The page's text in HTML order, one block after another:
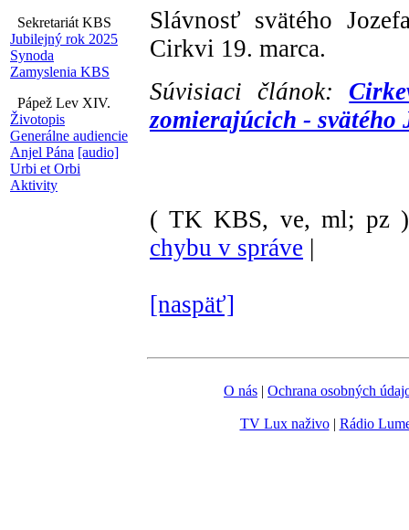
Sekretariát KBS
Jubilejný rok 2025
Synoda
Zamyslenia KBS
Pápež Lev XIV.
Životopis
Generálne audiencie
Anjel Pána [audio]
Urbi et Orbi
Aktivity
Slávnosť svätého
Cirkvi 19. marca.
Súvisiaci článok:
zomierajúcich - svätého
( TK KBS, ve, ml; pz )
chybu v správe |
[naspäť]
O nás | Ochrana osobných
TV Lux naživo| Rádio